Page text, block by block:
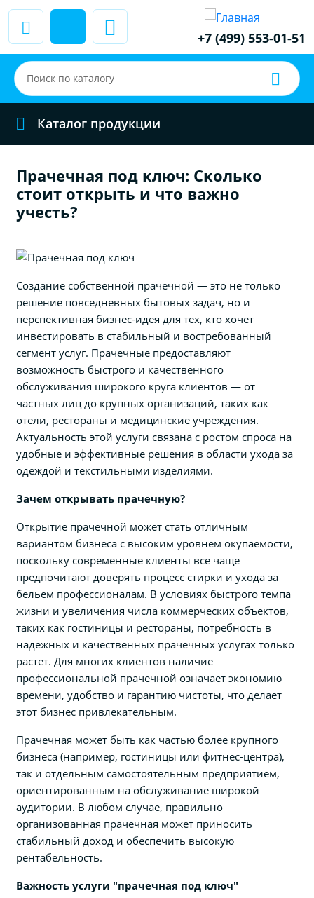
+7 (499) 553-01-51
Каталог продукции
Прачечная под ключ: Сколько
стоит открыть и что важно
учесть?
Создание собственной прачечной — это не только
решение повседневных бытовых задач, но и
перспективная бизнес-идея для тех, кто хочет
инвестировать в стабильный и востребованный
сегмент услуг. Прачечные предоставляют
возможность быстрого и качественного
обслуживания широкого круга клиентов — от
частных лиц до крупных организаций, таких как
отели, рестораны и медицинские учреждения.
Актуальность этой услуги связана с ростом спроса на
удобные и эффективные решения в области ухода за
одеждой и текстильными изделиями.
Зачем открывать прачечную?
Открытие прачечной может стать отличным
вариантом бизнеса с высоким уровнем окупаемости,
поскольку современные клиенты все чаще
предпочитают доверять процесс стирки и ухода за
бельем профессионалам. В условиях быстрого темпа
жизни и увеличения числа коммерческих объектов,
таких как гостиницы и рестораны, потребность в
надежных и качественных прачечных услугах только
растет. Для многих клиентов наличие
профессиональной прачечной означает экономию
времени, удобство и гарантию чистоты, что делает
этот бизнес привлекательным.
Прачечная может быть как частью более крупного
бизнеса (например, гостиницы или фитнес-центра),
так и отдельным самостоятельным предприятием,
ориентированным на обслуживание широкой
аудитории. В любом случае, правильно
организованная прачечная может приносить
стабильный доход и обеспечить высокую
рентабельность.
Важность услуги "прачечная под ключ"